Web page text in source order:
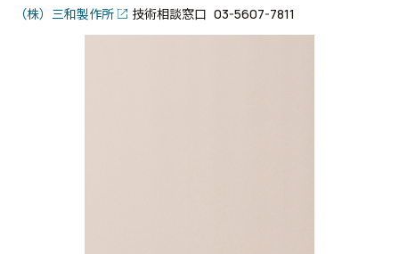
（株）三和製作所 技術相談窓口 03-5607-7811